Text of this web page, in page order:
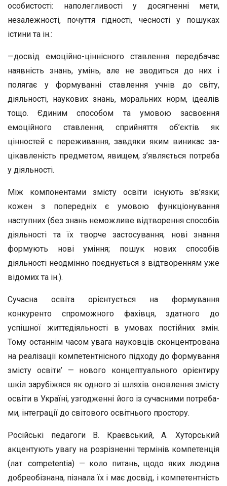
особистості: наполегливості у досягненні мети,
незалежності, почуття гідності, чесності у пошуках
істини та ін.:
—досвід емоційно-ціннісного ставлення передбачає
на­явність знань, умінь, але не зводиться до них і
полягає у формуванні ставлення учнів до світу,
діяльності, наукових знань, моральних норм, ідеалів
тощо. Єдиним способом та умовою засвоєння
емоційного ставлення, сприйняття об’єк­тів як
цінностей є переживання, завдяки яким виникає за­
цікавленість предметом, явищем, з’являється потреба
у ді­яльності.
Між компонентами змісту освіти існують зв’язки;
кожен з попередніх є умовою функціонування
наступних (без знань неможливе відтворення способів
діяльності та їх творче застосування; нові знання
формують нові уміння; пошук но­вих способів
діяльності неодмінно поєднується з від­творенням уже
відомих та ін.).
Сучасна освіта орієнтується на формування
конкуренто­ спроможного фахівця, здатного до
успішної життєдіяльності в умовах постійних змін.
Тому останнім часом увага науко­вців сконцентрована
на реалізації компетентнісного підходу до формування
змісту освіти’ — нового концептуального орі­єнтиру
шкіл зарубіжяся як одного зі шляхів оновлення зміс­ту
освіти в Україні, узгодженні його із сучасними потреба­
ми, інтеграції до світового освітнього простору.
Російські педагоги В. Краєвський, А. Хуторський
акцентують увагу на розрізненні термінів компетенція
(лат. competentia) — коло питань, щодо яких людина
добреобізнана, пізнала їх і має досвід, і компетентність